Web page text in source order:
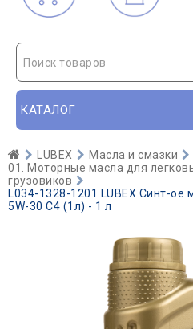
Поиск товаров
КАТАЛОГ
LUBEX
Масла и смазки
01. Моторные масла для
грузовиков
L034-1328-1201 LUBEX Синт-ое
5W-30 C4 (1л) - 1 л